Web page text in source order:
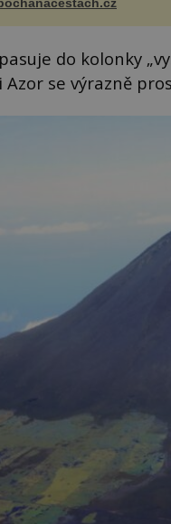
na víno, burčák, pes...
do kolonky
se výrazně